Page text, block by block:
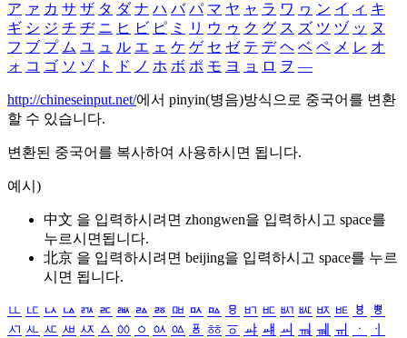
ア ァ カ サ ザ タ ダ ナ ハ バ パ マ ヤ ャ ラ ワ ヮ ン イ ィ キ
ギ シ ジ チ ヂ ニ ヒ ビ ピ ミ リ ウ ゥ ク グ ス ズ ツ ヅ ッ ヌ
フ ブ プ ム ユ ュ ル エ ェ ケ ゲ セ ゼ テ デ ヘ ベ ペ メ レ オ
ォ コ ゴ ソ ゾ ト ド ノ ホ ボ ポ モ ヨ ョ ロ ヲ ―
http://chineseinput.net/에서 pinyin(병음)방식으로 중국어를 변환
할 수 있습니다.
변환된 중국어를 복사하여 사용하시면 됩니다.
예시)
中文 을 입력하시려면 zhongwen을 입력하시고 space를
누르시면됩니다.
北京 을 입력하시려면 beijing을 입력하시고 space를 누르
시면 됩니다.
ㅥ ㅦ ㅧ ㅨ ㅩ ㅪ ㅫ ㅬ ㅭ ㅮ ㅯ ㅰ ㅱ ㅲ ㅳ ㅴ ㅵ ㅶ ㅷ ㅸ
ㅹ
ㅺ ㅻ ㅼ ㅽ ㅾ ㅿ ㆀ ㆁ ㆂ ㆃ ㆄ ㆅ ㆆ ㆇ ㆈ ㆉ ㆊ ㆋ ㆌ ㆍ
ㆎ